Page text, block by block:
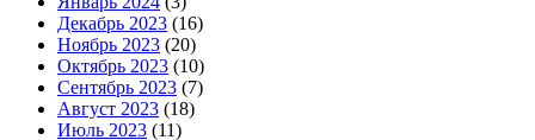
Декабрь 2023 (16)
Ноябрь 2023 (20)
Октябрь 2023 (10)
Сентябрь 2023 (7)
Август 2023 (18)
Июль 2023 (11)